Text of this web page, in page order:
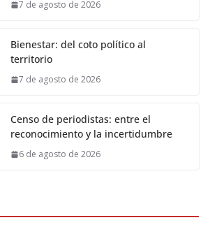
7 de agosto de 2026
Bienestar: del coto político al
territorio
7 de agosto de 2026
Censo de periodistas: entre el
reconocimiento y la incertidumbre
6 de agosto de 2026